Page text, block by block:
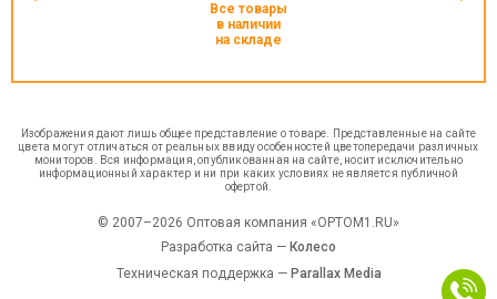
Все товары
в наличии
на складе
Изображения дают лишь общее представление о товаре. Представленные на сайте
цвета могут отличаться от реальных ввиду особенностей цветопередачи различных
мониторов. Вся информация, опубликованная на сайте, носит исключительно
информационный характер и ни при каких условиях не является публичной
офертой.
© 2007–2026 Оптовая компания «OPTOM1.RU»
Разработка сайта — Колесо
Техническая поддержка — Parallax Media